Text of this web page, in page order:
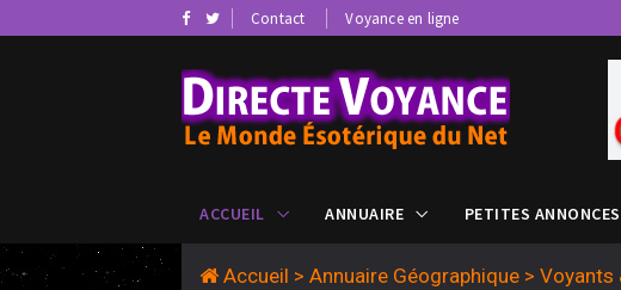
Contact Voyance en ligne
ACCUEIL ANNUAIRE PETITES ANNONCES
Accueil > Annuaire Géographique > Voyants